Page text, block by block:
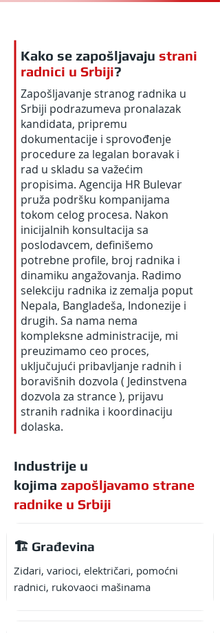
Kako se zapošljavaju strani
radnici u Srbiji?
Zapošljavanje stranog radnika u
Srbiji podrazumeva pronalazak
kandidata, pripremu
dokumentacije i sprovođenje
procedure za legalan boravak i
rad u skladu sa važećim
propisima. Agencija HR Bulevar
pruža podršku kompanijama
tokom celog procesa. Nakon
inicijalnih konsultacija sa
poslodavcem, definišemo
potrebne profile, broj radnika i
dinamiku angažovanja. Radimo
selekciju radnika iz zemalja poput
Nepala, Bangladeša, Indonezije i
drugih. Sa nama nema
kompleksne administracije, mi
preuzimamo ceo proces,
uključujući pribavljanje radnih i
boravišnih dozvola ( Jedinstvena
dozvola za strance ), prijavu
stranih radnika i koordinaciju
dolaska.
Industrije u
kojima zapošljavamo strane
radnike u Srbiji
🏗️ Građevina
Zidari, varioci, električari, pomoćni
radnici, rukovaoci mašinama